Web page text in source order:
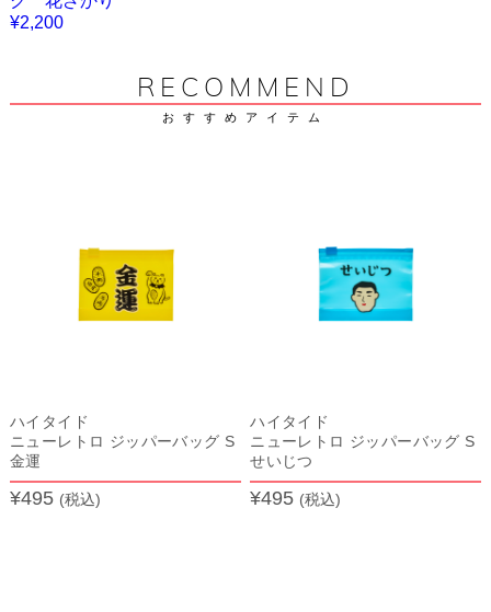
¥2,200
RECOMMEND
おすすめアイテム
ハイタイド
ニューレトロ ジッパーバッグ S
金運
¥495 (税込)
ハイタイド
ニューレトロ ジッパーバッグ S
せいじつ
¥495 (税込)